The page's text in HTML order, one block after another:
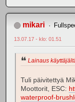
mikari
13.07.17 - klo: 01.51
Lainaus
Tuli päivitettyä
Moottorit, ESC:
waterproof-